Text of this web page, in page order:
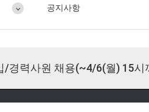
공지사항
/경력사원 채용(~4/6(월) 15시